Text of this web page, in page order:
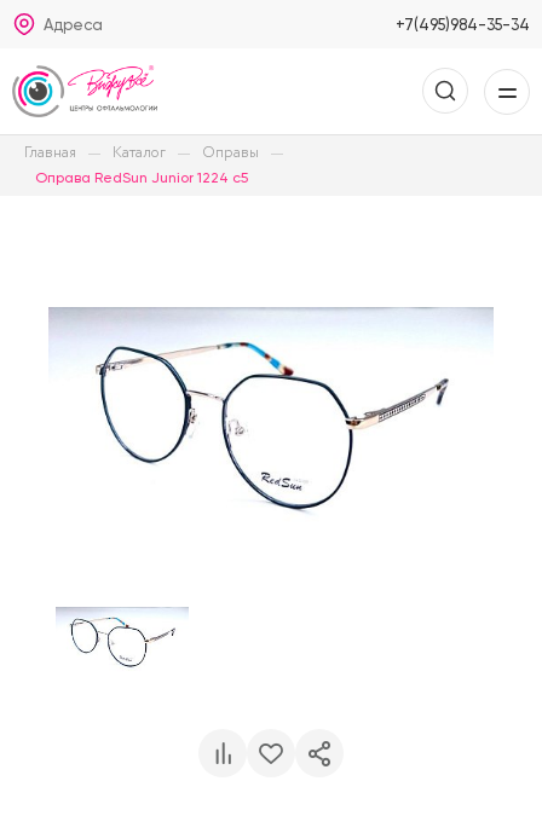
Адреса +7(495)984-35-34
Главная Каталог Оправы
Оправа RedSun Junior 1224 с5